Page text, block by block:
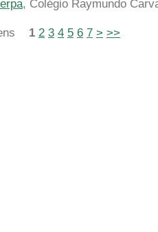
, Colégio Raymundo
1 2 3 4 5 6 7 > >>